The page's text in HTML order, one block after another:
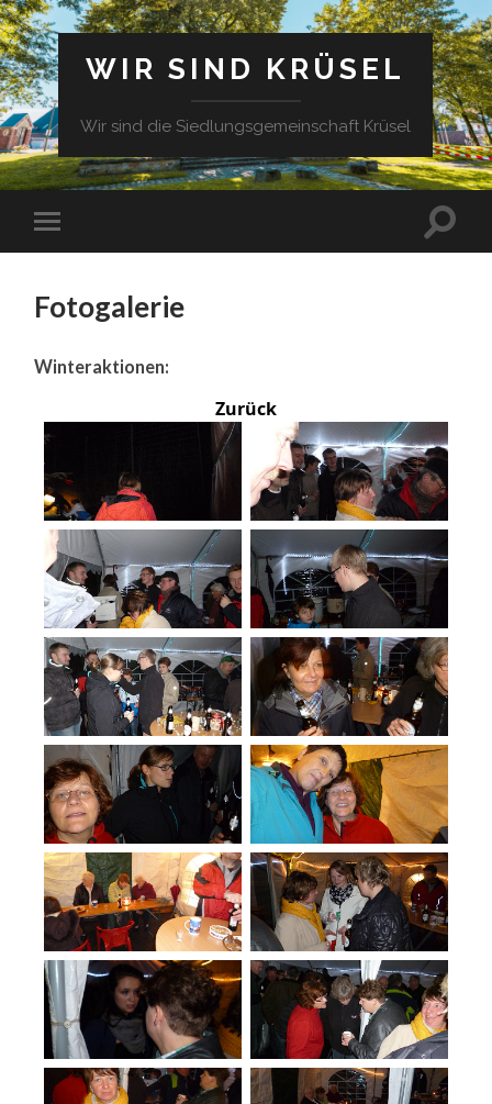
WIR SIND KRÜSEL
Wir sind die Siedlungsgemeinschaft Krüsel
Fotogalerie
Winteraktionen:
Zurück